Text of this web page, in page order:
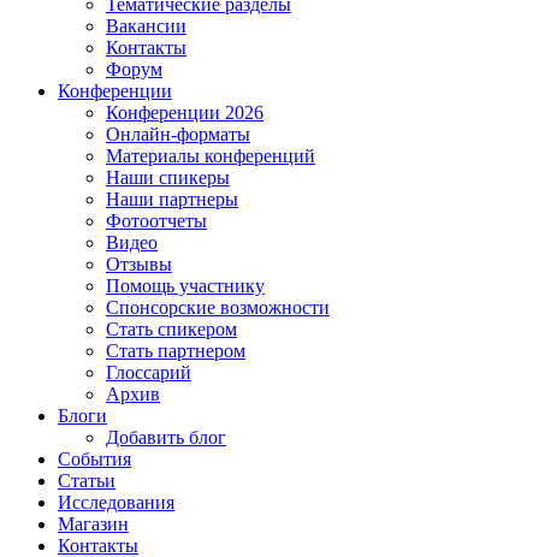
Тематические разделы
Вакансии
Контакты
Форум
Конференции
Конференции 2026
Онлайн-форматы
Материалы конференций
Наши спикеры
Наши партнеры
Фотоотчеты
Видео
Отзывы
Помощь участнику
Спонсорские возможности
Стать спикером
Стать партнером
Глоссарий
Архив
Блоги
Добавить блог
События
Статьи
Исследования
Магазин
Контакты